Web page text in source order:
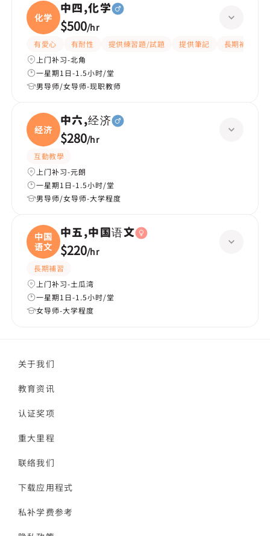
化学
中四,化学
$500/hr
有愛心 有耐性 提供練習題/試題 提供筆記
長期補習
上门补习-北角
一星期1日-1.5小时/堂
男导师/女导师-现职教师
经济
中六,经济
$280/hr
互動教學
上门补习-元朗
一星期1日-1.5小时/堂
男导师/女导师-大学程度
中国
语文
中五,中国语文
$220/hr
長期補習
上门补习-土瓜湾
一星期1日-1.5小时/堂
女导师-大学程度
关于我们
教育资讯
认证奖项
重大里程
联络我们
下载应用程式
私补学费参考